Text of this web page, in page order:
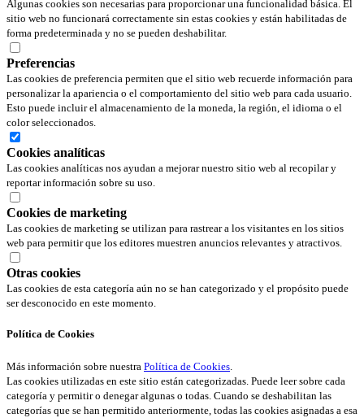
Algunas cookies son necesarias para proporcionar una funcionalidad básica. El
sitio web no funcionará correctamente sin estas cookies y están habilitadas de
forma predeterminada y no se pueden deshabilitar.
Preferencias
Las cookies de preferencia permiten que el sitio web recuerde información para
personalizar la apariencia o el comportamiento del sitio web para cada usuario.
Esto puede incluir el almacenamiento de la moneda, la región, el idioma o el
color seleccionados.
Cookies analíticas
Las cookies analíticas nos ayudan a mejorar nuestro sitio web al recopilar y
reportar información sobre su uso.
Cookies de marketing
Las cookies de marketing se utilizan para rastrear a los visitantes en los sitios
web para permitir que los editores muestren anuncios relevantes y atractivos.
Otras cookies
Las cookies de esta categoría aún no se han categorizado y el propósito puede
ser desconocido en este momento.
Política de Cookies
Más información sobre nuestra Política de Cookies.
Las cookies utilizadas en este sitio están categorizadas. Puede leer sobre cada
categoría y permitir o denegar algunas o todas. Cuando se deshabilitan las
categorías que se han permitido anteriormente, todas las cookies asignadas a esa